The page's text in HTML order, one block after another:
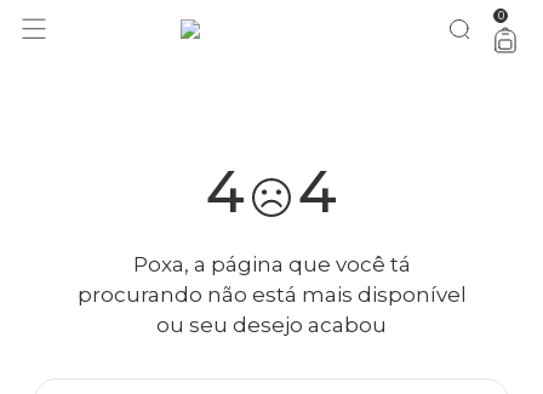
você merece 30% OFF pra comemorar com a gente aproveita! 0
4 4
Poxa, a página que você tá
procurando não está mais disponível
ou seu desejo acabou